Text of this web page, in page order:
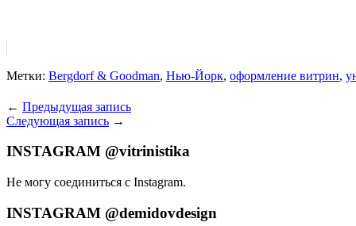
Метки: Bergdorf & Goodman, Нью-Йорк, оформление витрин,
← Предыдущая запись
Следующая запись →
INSTAGRAM @vitrinistika
Не могу соединиться с Instagram.
INSTAGRAM @demidovdesign